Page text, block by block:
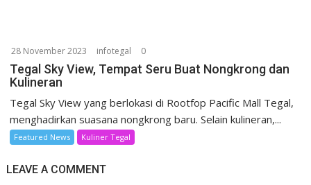
28 November 2023 infotegal 0
Tegal Sky View, Tempat Seru Buat Nongkrong dan
Kulineran
Tegal Sky View yang berlokasi di Rootfop Pacific Mall Tegal,
menghadirkan suasana nongkrong baru. Selain kulineran,...
Featured News Kuliner Tegal
LEAVE A COMMENT